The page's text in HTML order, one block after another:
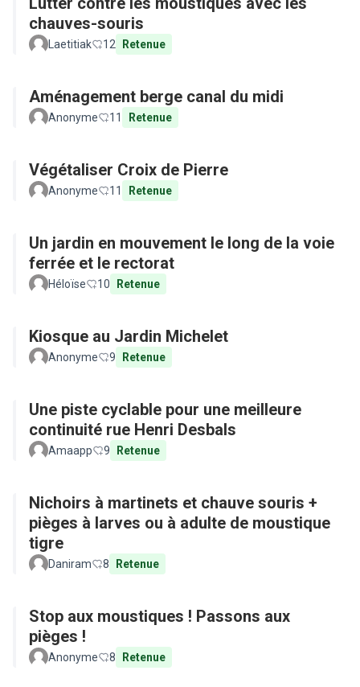
chauves-souris
Laetitiak 12 Retenue
Aménagement berge canal du midi
Anonyme 11 Retenue
Végétaliser Croix de Pierre
Anonyme 11 Retenue
Un jardin en mouvement le long de la voie
ferrée et le rectorat
Héloïse 10 Retenue
Kiosque au Jardin Michelet
Anonyme 9 Retenue
Une piste cyclable pour une meilleure
continuité rue Henri Desbals
Amaapp 9 Retenue
Nichoirs à martinets et chauve souris +
pièges à larves ou à adulte de moustique
tigre
Daniram 8 Retenue
Stop aux moustiques ! Passons aux
pièges !
Anonyme 8 Retenue